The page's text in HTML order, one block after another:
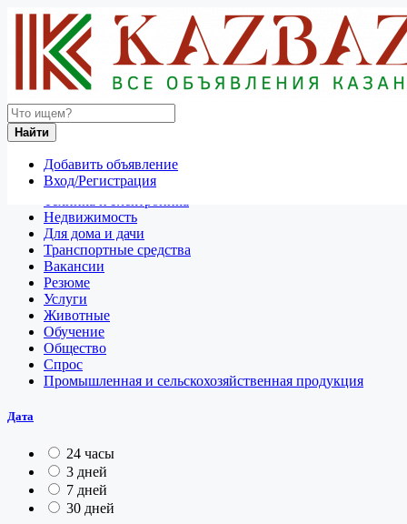
Найти
Добавить объявление
Вход/Регистрация
Россия
Разное
Личные вещи
Недвижимость
Для дома и дачи
Транспортные средства
Вакансии
Резюме
Услуги
Животные
Обучение
Общество
Спрос
Промышленная и сельскохозяйственная продукция
Дата
24 часы
3 дней
7 дней
30 дней